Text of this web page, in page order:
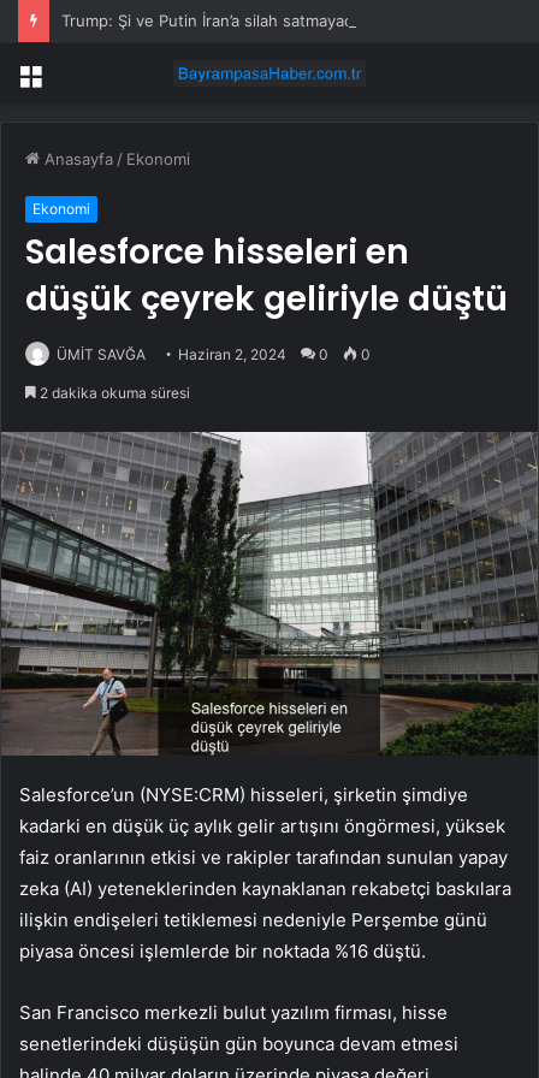
Trump: Şi ve Putin İran’a silah satmayacaklarını söyledi
Menü
Anasayfa / Ekonomi
Ekonomi
Salesforce hisseleri en
düşük çeyrek geliriyle düştü
ÜMİT SAVĞA Haziran 2, 2024 0 0
2 dakika okuma süresi
Salesforce’un (NYSE:CRM) hisseleri, şirketin şimdiye
kadarki en düşük üç aylık gelir artışını öngörmesi, yüksek
faiz oranlarının etkisi ve rakipler tarafından sunulan yapay
zeka (AI) yeteneklerinden kaynaklanan rekabetçi baskılara
ilişkin endişeleri tetiklemesi nedeniyle Perşembe günü
piyasa öncesi işlemlerde bir noktada %16 düştü.
San Francisco merkezli bulut yazılım firması, hisse
senetlerindeki düşüşün gün boyunca devam etmesi